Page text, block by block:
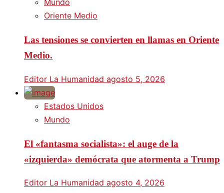
Mundo
Oriente Medio
Las tensiones se convierten en llamas en Oriente
Medio.
Editor La Humanidad agosto 5, 2026
Estados Unidos
Mundo
El «fantasma socialista»: el auge de la
«izquierda» demócrata que atormenta a Trump
Editor La Humanidad agosto 4, 2026